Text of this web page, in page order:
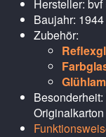
Hersteller:
Baujahr:
Zubehör:
Originalkarton